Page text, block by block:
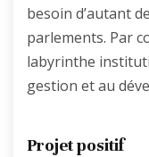
besoin d’autant
parlements. Par
labyrinthe
gestion et au
Projet positif